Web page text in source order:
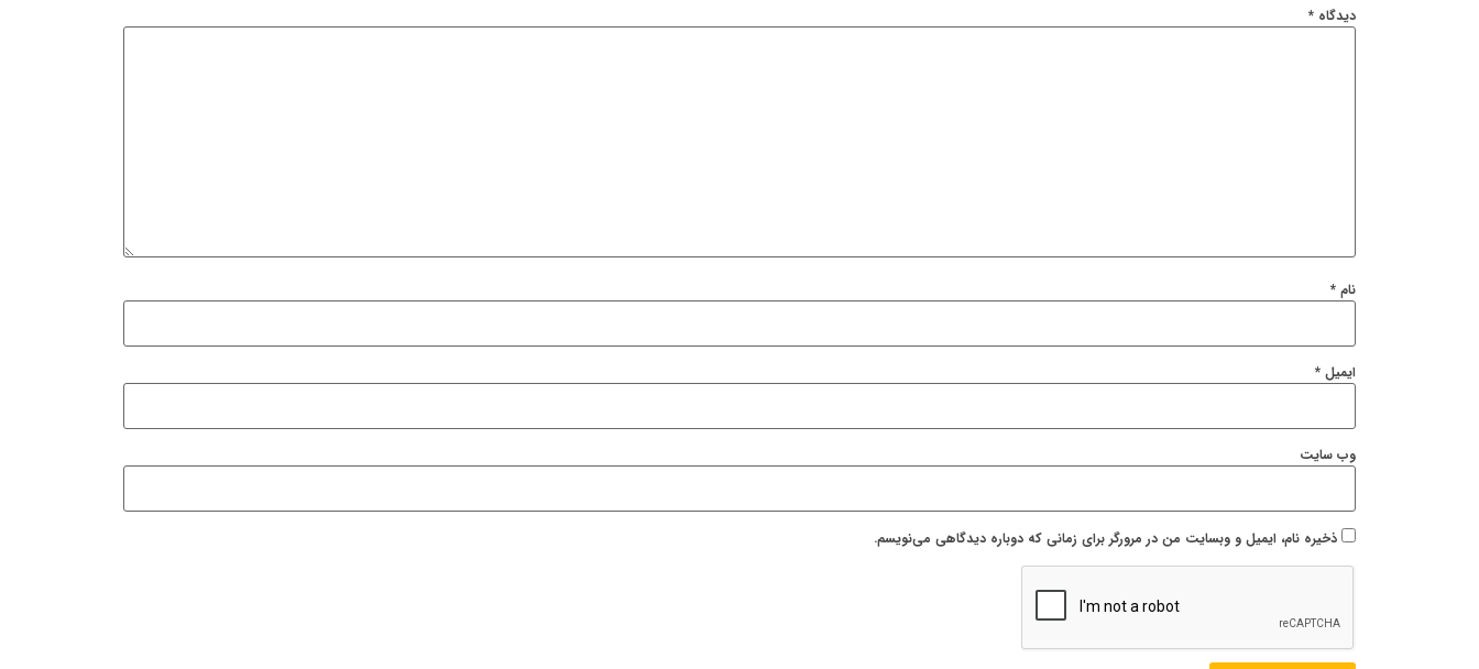
دیدگاه *
نام *
ایمیل *
وب‌ سایت
ذخیره نام، ایمیل و وبسایت من در مرورگر برای زمانی که دوباره دیدگاهی می‌نویسم.